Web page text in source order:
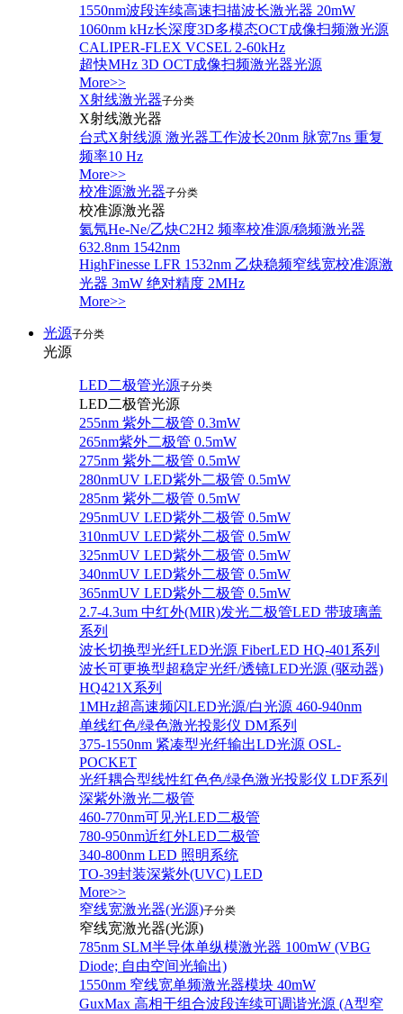
1550nm波段连续高速扫描波长激光器 20mW
1060nm kHz长深度3D多模态OCT成像扫频激光源
CALIPER-FLEX VCSEL 2-60kHz
超快MHz 3D OCT成像扫频激光器光源
More>>
X射线激光器子分类
X射线激光器
台式X射线源 激光器工作波长20nm 脉宽7ns 重复
频率10 Hz
More>>
校准源激光器子分类
校准源激光器
氦氖He-Ne/乙炔C2H2 频率校准源/稳频激光器
632.8nm 1542nm
HighFinesse LFR 1532nm 乙炔稳频窄线宽校准源激
光器 3mW 绝对精度 2MHz
More>>
光源子分类
光源
LED二极管光源子分类
LED二极管光源
255nm 紫外二极管 0.3mW
265nm紫外二极管 0.5mW
275nm 紫外二极管 0.5mW
280nmUV LED紫外二极管 0.5mW
285nm 紫外二极管 0.5mW
295nmUV LED紫外二极管 0.5mW
310nmUV LED紫外二极管 0.5mW
325nmUV LED紫外二极管 0.5mW
340nmUV LED紫外二极管 0.5mW
365nmUV LED紫外二极管 0.5mW
2.7-4.3um 中红外(MIR)发光二极管LED 带玻璃盖
系列
波长切换型光纤LED光源 FiberLED HQ-401系列
波长可更换型超稳定光纤/透镜LED光源 (驱动器)
HQ421X系列
1MHz超高速频闪LED光源/白光源 460-940nm
单线红色/绿色激光投影仪 DM系列
375-1550nm 紧凑型光纤输出LD光源 OSL-
POCKET
光纤耦合型线性红色色/绿色激光投影仪 LDF系列
深紫外激光二极管
460-770nm可见光LED二极管
780-950nm近红外LED二极管
340-800nm LED 照明系统
TO-39封装深紫外(UVC) LED
More>>
窄线宽激光器(光源)子分类
窄线宽激光器(光源)
785nm SLM半导体单纵模激光器 100mW (VBG
Diode; 自由空间光输出)
1550nm 窄线宽单频激光器模块 40mW
GuxMax 高相干组合波段连续可调谐光源 (A型窄